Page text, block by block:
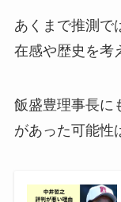
あくまで推測で
在感や歴史を考
飯盛豊理事長に
があった可能性